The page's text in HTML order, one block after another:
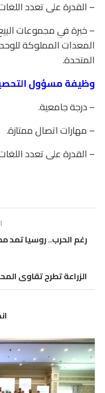
– القدرة على تعدد اللغات
– خبرة في مجموعات
المعدات المملوكة
المتحدة.
وظيفة مسؤول
– درجة جامعية.
– مهارات اتصال ممتازة.
– القدرة على تعدد اللغات
رغم الحرب.. روسيا
الزراعة تطرح تقاوى